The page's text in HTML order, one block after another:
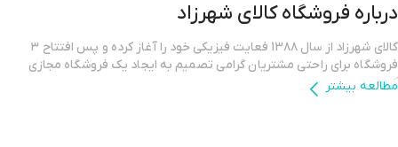
درباره فروشگاهکالای شهرزاد
کالای شهرزاد از سال 13۸۸ فعایت فیزیکی خود را آغاز کرده و پس افتتاح ۳
فروشگاه برای راحتی مشتریان گرامی تصمیم به ایجاد یک فروشگاه مجازی
کرده.
مطالعه بیشتر